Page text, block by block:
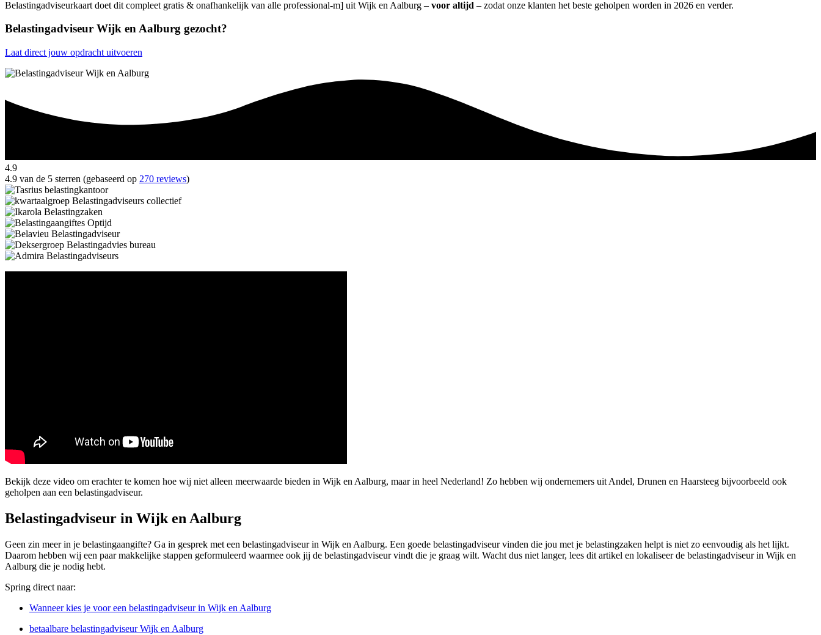
Belastingadviseurkaart doet dit compleet gratis & onafhankelijk van alle professional-m] uit Wijk en Aalburg – voor altijd – zodat onze klanten het beste geholpen worden in 2026 en verder.
Belastingadviseur Wijk en Aalburg gezocht?
Laat direct jouw opdracht uitvoeren
4.9
4.9 van de 5 sterren (gebaseerd op 270 reviews)
Bekijk deze video om erachter te komen hoe wij niet alleen meerwaarde bieden in Wijk en Aalburg, maar in heel Nederland! Zo hebben wij ondernemers uit Andel, Drunen en Haarsteeg bijvoorbeeld ook
geholpen aan een belastingadviseur.
Belastingadviseur in Wijk en Aalburg
Geen zin meer in je belastingaangifte? Ga in gesprek met een belastingadviseur in Wijk en Aalburg. Een goede belastingadviseur vinden die jou met je belastingzaken helpt is niet zo eenvoudig als het lijkt.
Daarom hebben wij een paar makkelijke stappen geformuleerd waarmee ook jij de belastingadviseur vindt die je graag wilt. Wacht dus niet langer, lees dit artikel en lokaliseer de belastingadviseur in Wijk en
Aalburg die je nodig hebt.
Spring direct naar:
Wanneer kies je voor een belastingadviseur in Wijk en Aalburg
betaalbare belastingadviseur Wijk en Aalburg